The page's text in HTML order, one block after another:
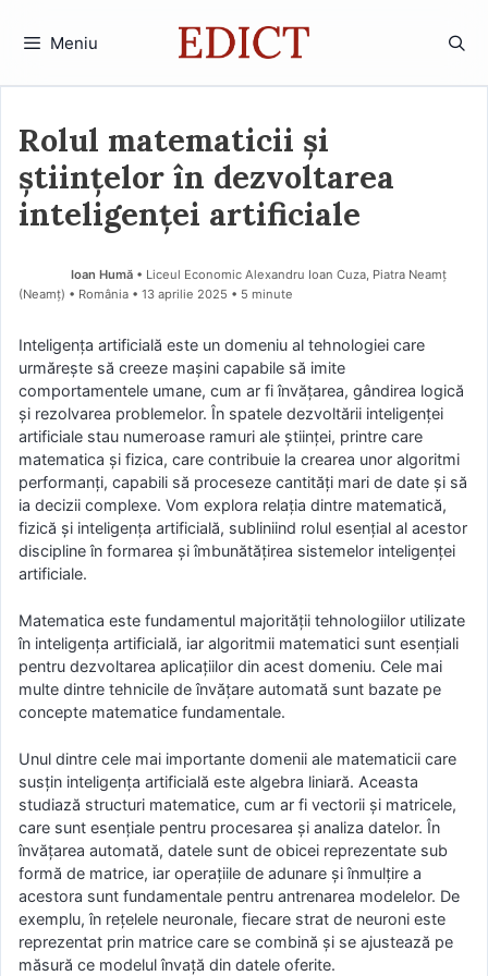
Meniu
Rolul matematicii și
științelor în dezvoltarea
inteligenței artificiale
Ioan Humă • Liceul Economic Alexandru Ioan Cuza, Piatra Neamț
(Neamţ) • România
13 aprilie 2025 • 5 minute
Inteligența artificială este un domeniu al tehnologiei care
urmărește să creeze mașini capabile să imite
comportamentele umane, cum ar fi învățarea, gândirea logică
și rezolvarea problemelor. În spatele dezvoltării inteligenței
artificiale stau numeroase ramuri ale științei, printre care
matematica și fizica, care contribuie la crearea unor algoritmi
performanți, capabili să proceseze cantități mari de date și să
ia decizii complexe. Vom explora relația dintre matematică,
fizică și inteligența artificială, subliniind rolul esențial al acestor
discipline în formarea și îmbunătățirea sistemelor inteligenței
artificiale.
Matematica este fundamentul majorității tehnologiilor utilizate
în inteligența artificială, iar algoritmii matematici sunt esențiali
pentru dezvoltarea aplicațiilor din acest domeniu. Cele mai
multe dintre tehnicile de învățare automată sunt bazate pe
concepte matematice fundamentale.
Unul dintre cele mai importante domenii ale matematicii care
susțin inteligența artificială este algebra liniară. Aceasta
studiază structuri matematice, cum ar fi vectorii și matricele,
care sunt esențiale pentru procesarea și analiza datelor. În
învățarea automată, datele sunt de obicei reprezentate sub
formă de matrice, iar operațiile de adunare și înmulțire a
acestora sunt fundamentale pentru antrenarea modelelor. De
exemplu, în rețelele neuronale, fiecare strat de neuroni este
reprezentat prin matrice care se combină și se ajustează pe
măsură ce modelul învață din datele oferite.